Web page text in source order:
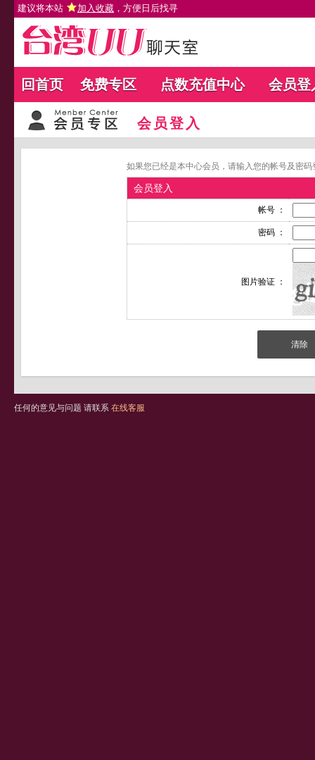
建议将本站 加入收藏 ，方便日后找寻
回首页 免费专区 点数充值中心 会员登
会员登入
如果您已经是本中心会员，请输入您的帐号及密
会员登入
帐号 ：
密码 ：
图片验证 ：
任何的意见与问题 请联系 在线客服